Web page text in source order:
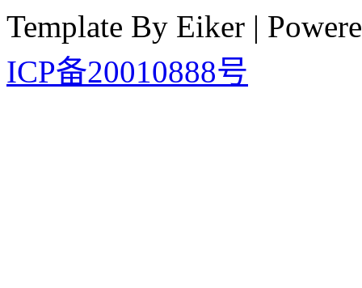
Template By Eiker |
ICP备20010888号